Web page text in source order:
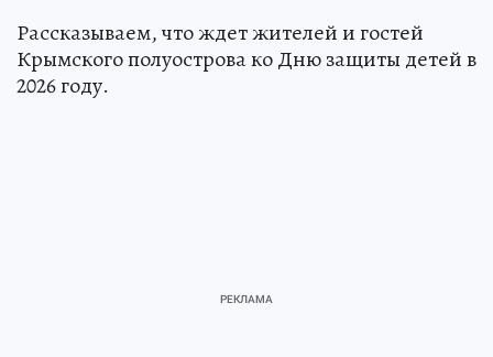
Рассказываем, что ждет жителей и гостей
Крымского полуострова ко Дню защиты детей в
2026 году.